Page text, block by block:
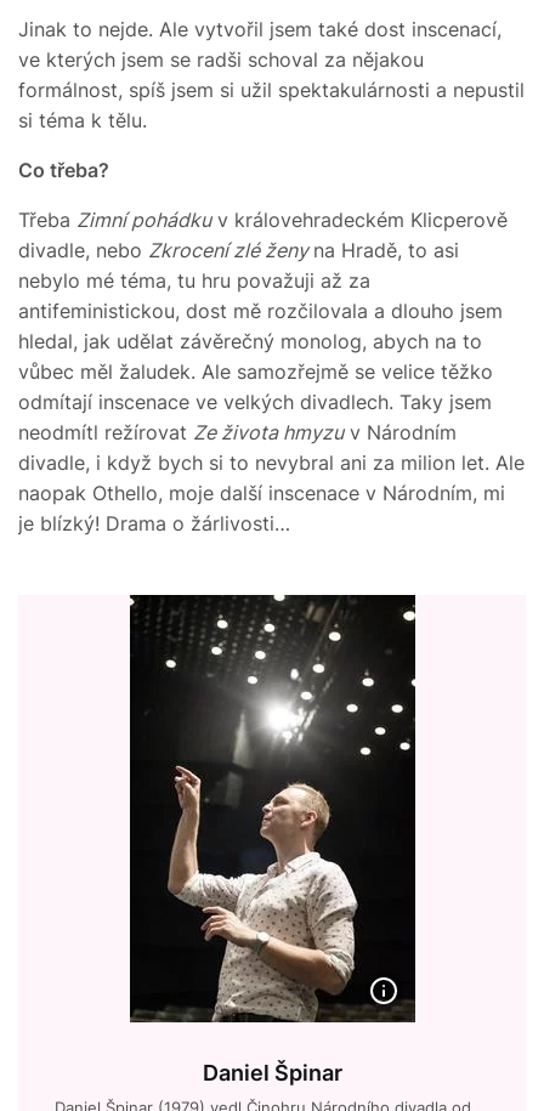
Jinak to nejde. Ale vytvořil jsem také dost inscenací,
ve kterých jsem se radši schoval za nějakou
formálnost, spíš jsem si užil spektakulárnosti a nepustil
si téma k tělu.
Co třeba?
Třeba Zimní pohádkuv královehradeckém Klicperově
divadle, nebo Zkrocení zlé ženyna Hradě, to asi
nebylo mé téma, tu hru považuji až za
antifeministickou, dost mě rozčilovala a dlouho jsem
hledal, jak udělat závěrečný monolog, abych na to
vůbec měl žaludek. Ale samozřejmě se velice těžko
odmítají inscenace ve velkých divadlech. Taky jsem
neodmítl režírovat Ze života hmyzuv Národním
divadle, i když bych si to nevybral ani za milion let. Ale
naopak Othello, moje další inscenace v Národním, mi
je blízký! Drama o žárlivosti…
Daniel Špinar
Daniel Špinar (1979) vedl Činohru Národního divadla od